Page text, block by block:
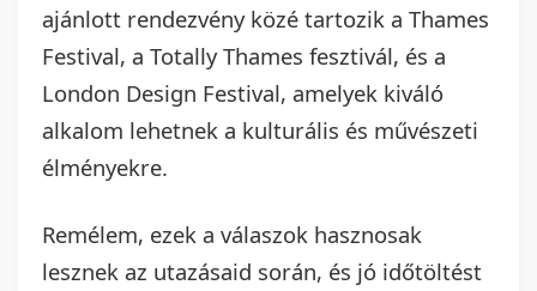
ajánlott rendezvény közé tartozik a Thames
Festival, a Totally Thames fesztivál, és a
London Design Festival, amelyek kiváló
alkalom lehetnek a kulturális és művészeti
élményekre.
Remélem, ezek a válaszok hasznosak
lesznek az utazásaid során, és jó időtöltést